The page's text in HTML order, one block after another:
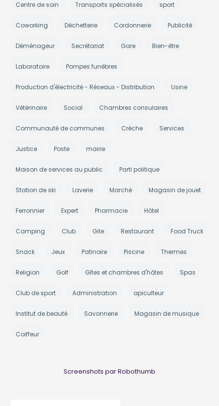
Centre de soin Transports spécialisés sport
Coworking Déchetterie Cordonnerie Publicité
Déménageur Secrétariat Gare Bien-être
Laboratoire Pompes funèbres
Production d'électricité - Réseaux - Distribution Usine
Vétérinaire Social Chambres consulaires
Communauté de communes Crèche Services
Justice Poste mairie
Maison de services au public Parti politique
Station de ski Laverie Marché Magasin de jouet
Ferronnier Expert Pharmacie Hôtel
Camping Club Gite Restaurant Food Truck
Snack Jeux Patinoire Piscine Thermes
Religion Golf Gîtes et chambres d'hôtes Spas
Club de sport Administration apiculteur
Institut de beauté Savonnerie Magasin de musique
Coiffeur
Screenshots par Robothumb